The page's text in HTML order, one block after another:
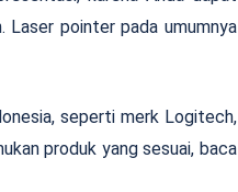
Laser pointer pada umumnya
seperti merk Logitech,
produk yang sesuai, baca